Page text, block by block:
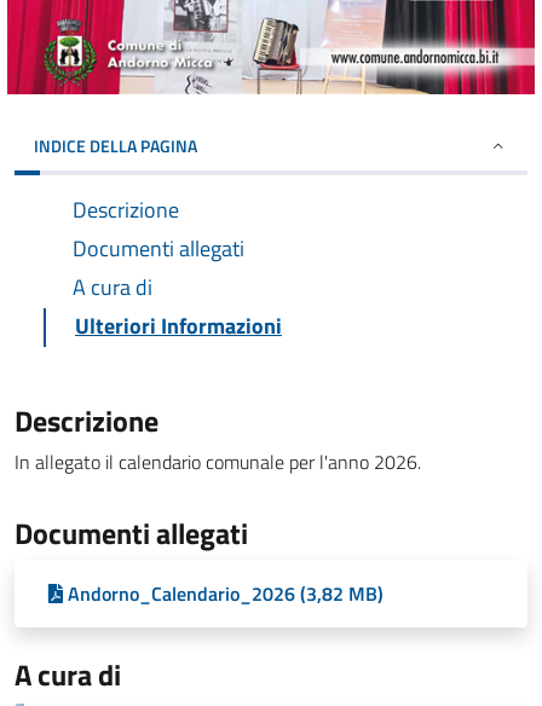
INDICE DELLA PAGINA
Descrizione
Documenti allegati
A cura di
Ulteriori Informazioni
Descrizione
In allegato il calendario comunale per l'anno 2026.
Documenti allegati
Andorno_Calendario_2026 (3,82 MB)
A cura di